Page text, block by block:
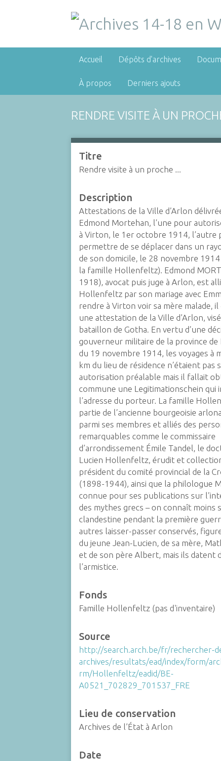
Accueil Dépôts d'archives
À propos Derniers ajouts
RENDRE VISITE À UN
Titre
Rendre visite à un proche ...
Description
Attestations de la Ville d’Arlon
Edmond Mortehan, l’une pour
à Virton, le 1er octobre 1914, l’autre
permettre de se déplacer dans un
de son domicile, le 28 novembre
la famille Hollenfeltz). Edmond
1918), avocat puis juge à Arlon, est
Hollenfeltz par son mariage avec
rendre à Virton voir sa mère malade,
une attestation de la Ville d’Arlon,
bataillon de Gotha. En vertu d’une
gouverneur militaire de la province
du 19 novembre 1914, les voyages à
km du lieu de résidence n’étaient pas
autorisation préalable mais il fallait
commune une Legitimationschein qui
l’adresse du porteur. La famille
partie de l’ancienne bourgeoisie
parmi ses membres et alliés des
remarquables comme le commissaire
d’arrondissement Émile Tandel, le
Lucien Hollenfeltz, érudit et
président du comité provincial de la
(1898-1944), ainsi que la philologue
connue pour ses publications sur
des mythes grecs – on connaît moins
clandestine pendant la première
autres laisser-passer conservés,
du jeune Jean-Lucien, de sa mère,
et de son père Albert, mais ils datent
l’armistice.
Fonds
Famille Hollenfeltz (pas d'inventaire)
Source
http://search.arch.be/fr/rechercher-
archives/resultats/ead/index/form/
rm/Hollenfeltz/eadid/BE-
A0521_702829_701537_FRE
Lieu de conservation
Archives de l’État à Arlon
Date